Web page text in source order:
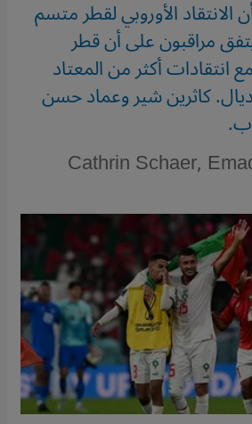
الانتقاد الأوروبي لقطر متسم
مراقبون على أن قطر
أكثر من المعتاد
كاثرين شير وعماد حسن